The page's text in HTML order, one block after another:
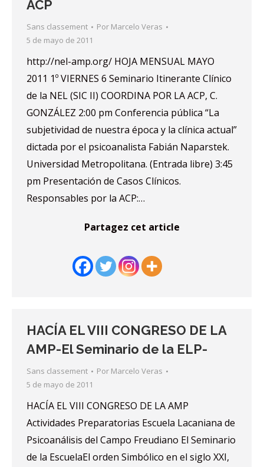
ACP
Sans classement Por Marcelo Veras
5 de mayo de 2011
http://nel-amp.org/ HOJA MENSUAL MAYO
2011 1º VIERNES 6 Seminario Itinerante Clínico
de la NEL (SIC II) COORDINA POR LA ACP, C.
GONZÁLEZ 2:00 pm Conferencia pública “La
subjetividad de nuestra época y la clínica actual”
dictada por el psicoanalista Fabián Naparstek.
Universidad Metropolitana. (Entrada libre) 3:45
pm Presentación de Casos Clínicos.
Responsables por la ACP:…
Partagez cet article
HACÍA EL VIII CONGRESO DE LA
AMP-El Seminario de la ELP-
Sans classement Por Marcelo Veras
5 de mayo de 2011
HACÍA EL VIII CONGRESO DE LA AMP
Actividades Preparatorias Escuela Lacaniana de
Psicoanálisis del Campo Freudiano El Seminario
de la EscuelaEl orden Simbólico en el siglo XXI,